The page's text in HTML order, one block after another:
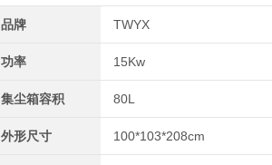
品牌 TWYX
功率 15Kw
集尘箱容积 80L
外形尺寸 100*103*208cm